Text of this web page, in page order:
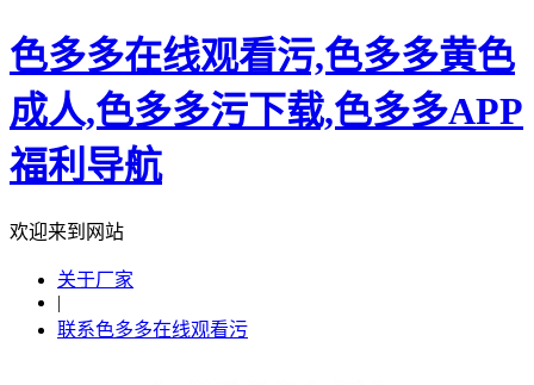
色多多在线观看污,色多多黄色
成人,色多多污下载,色多多APP
福利导航
欢迎来到网站
关于厂家
|
联系色多多在线观看污